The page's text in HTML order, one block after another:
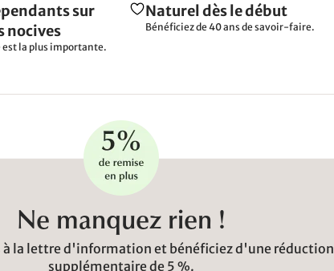
sur
nocives
est la plus importante.
Naturel dès le début
Bénéficiez de 40 ans de savoir-faire.
Ne manquez rien !
la lettre d'information et bénéficiez d'une réduction
supplémentaire de 5 %.